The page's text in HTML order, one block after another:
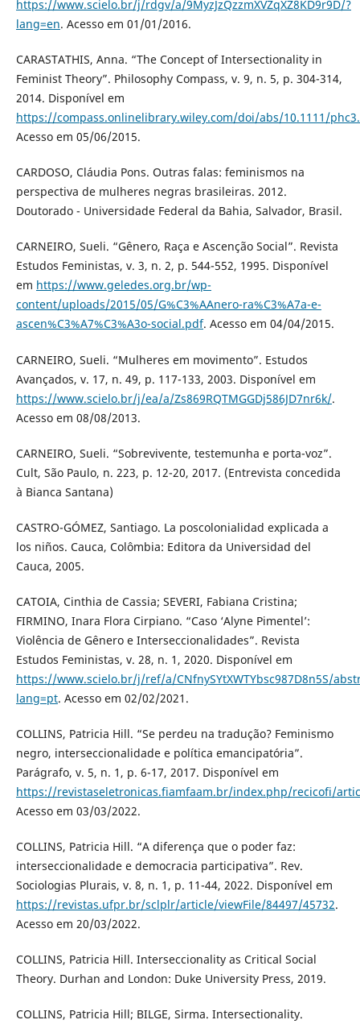
https://www.scielo.br/j/rdgv/a/9MyzJzQzzmXVZqXZ8KD9r9D/?
lang=en. Acesso em 01/01/2016.
CARASTATHIS, Anna. “The Concept of Intersectionality in
Feminist Theory”. Philosophy Compass, v. 9, n. 5, p. 304-314,
2014. Disponível em
https://compass.onlinelibrary.wiley.com/doi/abs/10.1111/
Acesso em 05/06/2015.
CARDOSO, Cláudia Pons. Outras falas: feminismos na
perspectiva de mulheres negras brasileiras. 2012.
Doutorado - Universidade Federal da Bahia, Salvador, Brasil.
CARNEIRO, Sueli. “Gênero, Raça e Ascenção Social”. Revista
Estudos Feministas, v. 3, n. 2, p. 544-552, 1995. Disponível
em https://www.geledes.org.br/wp-
content/uploads/2015/05/G%C3%AAnero-ra%C3%A7a-e-
ascen%C3%A7%C3%A3o-social.pdf. Acesso em 04/04/2015.
CARNEIRO, Sueli. “Mulheres em movimento”. Estudos
Avançados, v. 17, n. 49, p. 117-133, 2003. Disponível em
https://www.scielo.br/j/ea/a/Zs869RQTMGGDj586JD7nr6k/.
Acesso em 08/08/2013.
CARNEIRO, Sueli. “Sobrevivente, testemunha e porta-voz”.
Cult, São Paulo, n. 223, p. 12-20, 2017. (Entrevista concedida
à Bianca Santana)
CASTRO-GÓMEZ, Santiago. La poscolonialidad explicada a
los niños. Cauca, Colômbia: Editora da Universidad del
Cauca, 2005.
CATOIA, Cinthia de Cassia; SEVERI, Fabiana Cristina;
FIRMINO, Inara Flora Cirpiano. “Caso ‘Alyne Pimentel’:
Violência de Gênero e Interseccionalidades”. Revista
Estudos Feministas, v. 28, n. 1, 2020. Disponível em
https://www.scielo.br/j/ref/a/CNfnySYtXWTYbsc987D8n5S/
lang=pt. Acesso em 02/02/2021.
COLLINS, Patricia Hill. “Se perdeu na tradução? Feminismo
negro, interseccionalidade e política emancipatória”.
Parágrafo, v. 5, n. 1, p. 6-17, 2017. Disponível em
https://revistaseletronicas.fiamfaam.br/index.php/recicofi/
Acesso em 03/03/2022.
COLLINS, Patricia Hill. “A diferença que o poder faz:
interseccionalidade e democracia participativa”. Rev.
Sociologias Plurais, v. 8, n. 1, p. 11-44, 2022. Disponível em
https://revistas.ufpr.br/sclplr/article/viewFile/84497/45732.
Acesso em 20/03/2022.
COLLINS, Patricia Hill. Interseccionality as Critical Social
Theory. Durhan and London: Duke University Press, 2019.
COLLINS, Patricia Hill; BILGE, Sirma. Intersectionality.